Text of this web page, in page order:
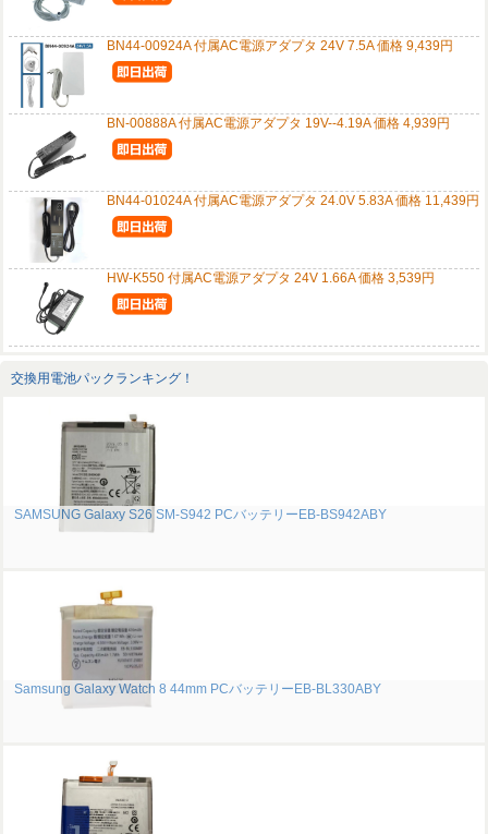
BN44-00924A 付属AC電源アダプタ 24V 7.5A 価格 9,439円
BN-00888A 付属AC電源アダプタ 19V--4.19A 価格 4,939円
BN44-01024A 付属AC電源アダプタ 24.0V 5.83A 価格 11,439円
HW-K550 付属AC電源アダプタ 24V 1.66A 価格 3,539円
交換用電池パックランキング！
SAMSUNG Galaxy S26 SM-S942 PCバッテリーEB-BS942ABY
Samsung Galaxy Watch 8 44mm PCバッテリーEB-BL330ABY